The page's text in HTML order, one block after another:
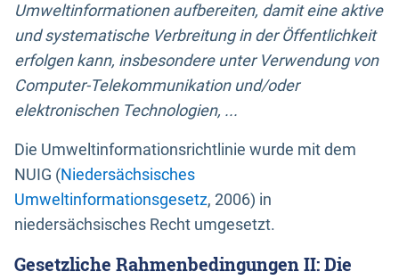
Umweltinformationen aufbereiten, damit eine aktive
und systematische Verbreitung in der Öffentlichkeit
erfolgen kann, insbesondere unter Verwendung von
Computer-Telekommunikation und/oder
elektronischen Technologien, ...
Die Umweltinformationsrichtlinie wurde mit dem
NUIG (Niedersächsisches
Umweltinformationsgesetz, 2006) in
niedersächsisches Recht umgesetzt.
Gesetzliche Rahmenbedingungen II: Die